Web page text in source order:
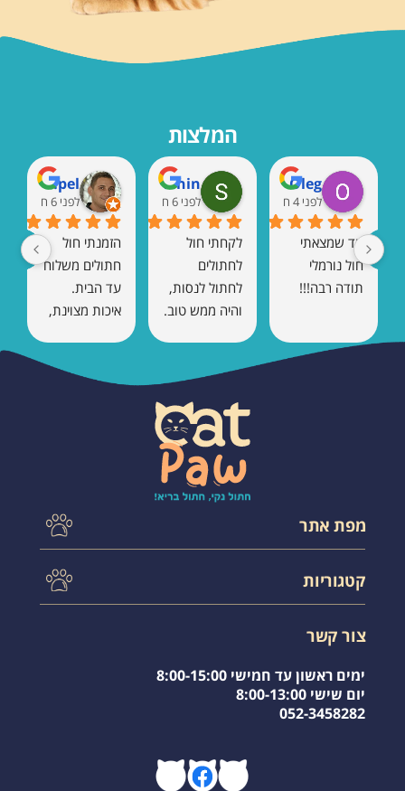
המלצות
Oleg
לפני 4 חודשים
תודה רבה!!!
Shaul Vaknin
לפני 6 חודשים
לקחתי חול
Marat Rempel
לפני 6 חודשים
חתולים משלוח
מפת אתר
תקנון אתר
צור קשר
משלוחים
שאלות תשובות
מועדפים
קטגוריות
אקססוריס לחתול
חול לחתולים
צור קשר
ימים ראשון עד חמישי 8:00-15:00
יום שישי 8:00-13:00
052-3458282